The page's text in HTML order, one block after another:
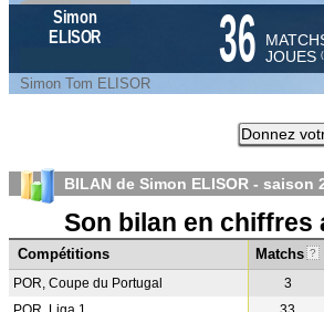
Simon
ELISOR
36 JOUES (
Simon Tom ELISOR
Donnez
BILAN de Simon ELISOR - saison
Son bilan en chiffres
Compétitions Matchs ?
POR, Coupe du Portugal 3